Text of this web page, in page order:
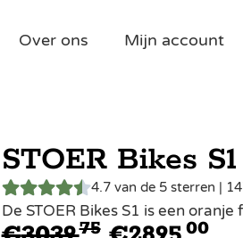
Over ons Mijn account
STOER Bikes
4.7 van de 5 sterren |
De STOER Bikes S1 is een oranje
75 00